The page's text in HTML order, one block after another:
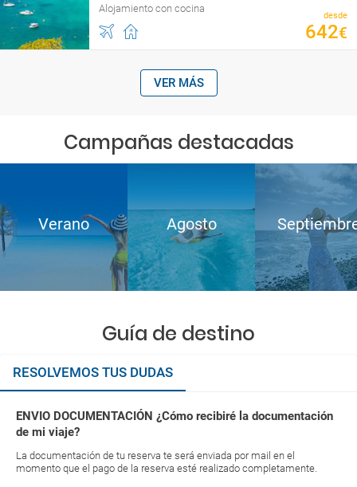
Alojamiento con cocina
desde
642€
VER MÁS
Campañas destacadas
Verano Agosto
Guía de destino
RESOLVEMOS TUS DUDAS
ENVIO DOCUMENTACIÓN ¿Cómo recibiré la documentación
de mi viaje?
La documentación de tu reserva te será enviada por mail en el
momento que el pago de la reserva esté realizado completamente.